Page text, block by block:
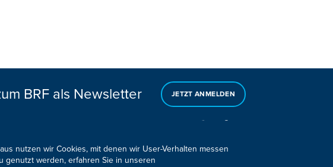
BRF als Newsletter JETZT ANMELDEN
nutzen wir Cookies, mit denen wir User-Verhalten messen
genutzt werden, erfahren Sie in unseren